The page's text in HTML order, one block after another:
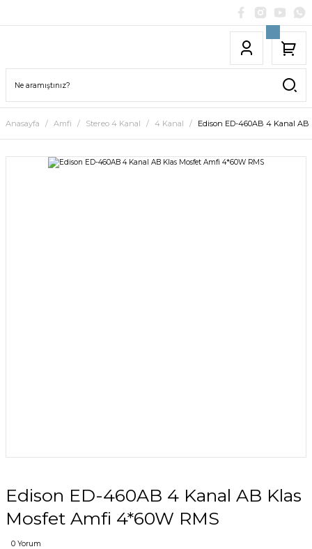
Anasayfa Amfi Stereo 4 Kanal 4 Kanal Edison ED-460AB 4 Kanal
Edison ED-460AB 4 Kanal AB Klas
Mosfet Amfi 4*60W RMS
0 Yorum